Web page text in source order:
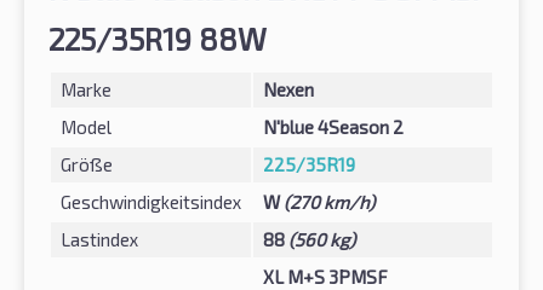
225/35R19 88W
Marke
Nexen
Model
N'blue 4Season 2
Größe
225/35R19
Geschwindigkeitsindex
W(270 km/h)
Lastindex
88 (560 kg)
XL M+S 3PMSF